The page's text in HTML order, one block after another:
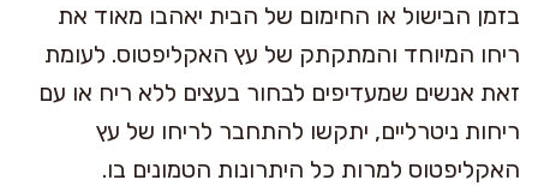
בזמן הבישול או החימום של הבית יאהבו מאוד את
ריחו המיוחד והמתקתק של עץ האקליפטוס. לעומת
זאת אנשים שמעדיפים לבחור בעצים ללא ריח או עם
ריחות ניטרליים, יתקשו להתחבר לריחו של עץ
האקליפטוס למרות כל היתרונות הטמונים בו.